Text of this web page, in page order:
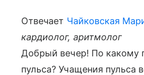
Отвечает Чайковская
кардиолог, аритмолог
Добрый вечер! По какому
пульса? Учащения пульса